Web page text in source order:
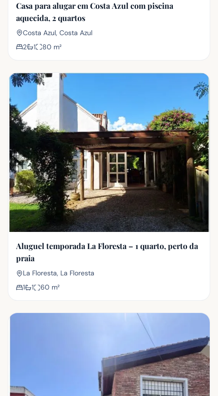
Casa para alugar em Costa Azul com piscina
aquecida, 2 quartos
Costa Azul, Costa Azul
2
1 80 m²
Aluguel temporada La Floresta – 1 quarto, perto da
praia
La Floresta, La Floresta
1
1 60 m²